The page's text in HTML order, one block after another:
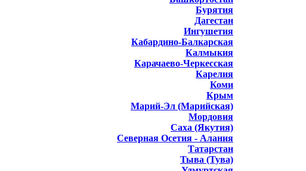
Бурятия
Дагестан
Ингушетия
Кабардино-Балкарская
Калмыкия
Карачаево-Черкесская
Карелия
Коми
Крым
Марий-Эл (Марийская)
Мордовия
Саха (Якутия)
Северная Осетия - Алания
Татарстан
Тыва (Тува)